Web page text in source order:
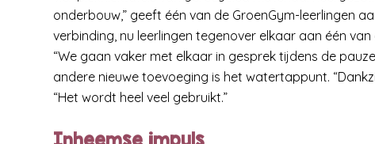
onderbouw,” geeft één van de GroenGym-leerlingen
verbinding, nu leerlingen tegenover elkaar aan één
“We gaan vaker met elkaar in gesprek tijdens de
andere nieuwe toevoeging is het watertappunt.
“Het wordt heel veel gebruikt.”
Inheemse impuls